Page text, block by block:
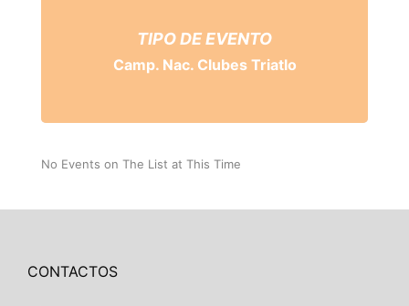
TIPO DE EVENTO
Camp. Nac. Clubes Triatlo
No Events on The List at This Time
CONTACTOS